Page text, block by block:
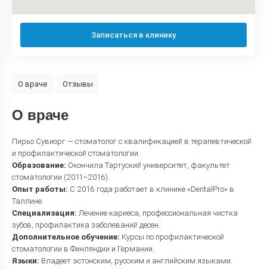
Записаться в клинику
О враче Отзывы
О враче
Пирьо Сувиорг — стоматолог с квалификацией в терапевтической
и профилактической стоматологии.
Образование: Окончила Тартуский университет, факультет
стоматологии (2011–2016).
Опыт работы: С 2016 года работает в клинике «DentalPro» в
Таллине.
Специализация: Лечение кариеса, профессиональная чистка
зубов, профилактика заболеваний десен.
Дополнительное обучение: Курсы по профилактической
стоматологии в Финляндии и Германии.
Языки: Владеет эстонским, русским и английским языками.